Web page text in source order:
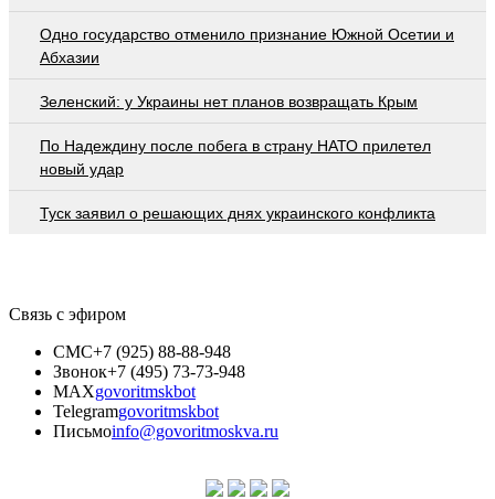
Одно государство отменило признание Южной Осетии и
Абхазии
Зеленский: у Украины нет планов возвращать Крым
По Надеждину после побега в страну НАТО прилетел
новый удар
Туск заявил о решающих днях украинского конфликта
Связь с эфиром
СМС+7 (925) 88-88-948
Звонок+7 (495) 73-73-948
MAXgovoritmskbot
Telegramgovoritmskbot
Письмоinfo@govoritmoskva.ru